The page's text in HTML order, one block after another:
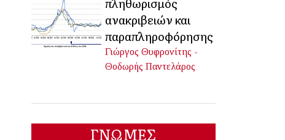
ανακριβειών και
παραπληροφόρησης
Γιώργος Θυφρονίτης -
Θοδωρής Παντελάρος
ΓΝΩΜΕΣ